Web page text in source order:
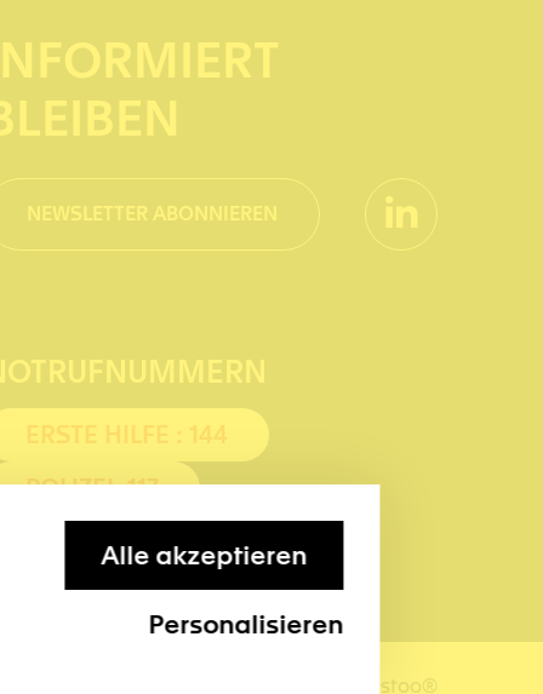
NEWSLETTER ABONNIEREN
ERSTE HILFE : 144
POLIZEI: 117
© 2023 KidsToo ¦ Kidstoo®
Alle akzeptieren
Personalisieren